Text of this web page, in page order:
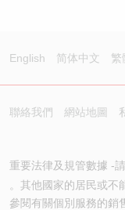
English 简体中文 繁
聯絡我們 網站地圖
重要法律及規管數據 -
。其他國家的居民或不
參閱有關個別服務的銷